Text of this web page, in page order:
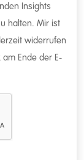
Insights
halten. Mir ist
widerrufen
Ende der E-